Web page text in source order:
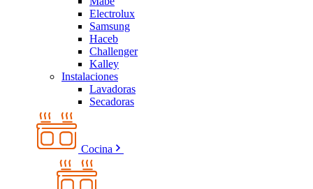
Electrolux
Samsung
Haceb
Challenger
Kalley
Instalaciones
Lavadoras
Secadoras
Cocina